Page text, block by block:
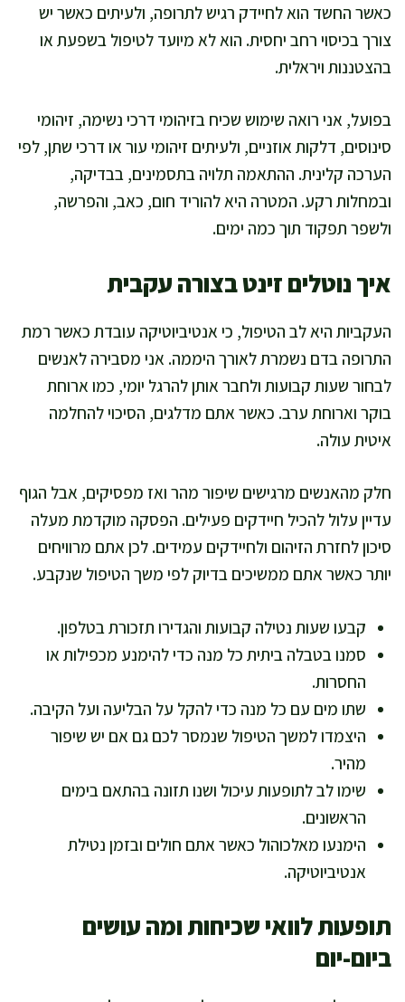
כאשר החשד הוא לחיידק רגיש לתרופה, ולעיתים כאשר יש
צורך בכיסוי רחב יחסית. הוא לא מיועד לטיפול בשפעת או
בהצטננות ויראלית.
בפועל, אני רואה שימוש שכיח בזיהומי דרכי נשימה, זיהומי
סינוסים, דלקות אוזניים, ולעיתים זיהומי עור או דרכי שתן, לפי
הערכה קלינית. ההתאמה תלויה בתסמינים, בבדיקה,
ובמחלות רקע. המטרה היא להוריד חום, כאב, והפרשה,
ולשפר תפקוד תוך כמה ימים.
איך נוטלים זינט בצורה עקבית
העקביות היא לב הטיפול, כי אנטיביוטיקה עובדת כאשר רמת
התרופה בדם נשמרת לאורך היממה. אני מסבירה לאנשים
לבחור שעות קבועות ולחבר אותן להרגל יומי, כמו ארוחת
בוקר וארוחת ערב. כאשר אתם מדלגים, הסיכוי להחלמה
איטית עולה.
חלק מהאנשים מרגישים שיפור מהר ואז מפסיקים, אבל הגוף
עדיין עלול להכיל חיידקים פעילים. הפסקה מוקדמת מעלה
סיכון לחזרת הזיהום ולחיידקים עמידים. לכן אתם מרוויחים
יותר כאשר אתם ממשיכים בדיוק לפי משך הטיפול שנקבע.
קבעו שעות נטילה קבועות והגדירו תזכורת בטלפון.
סמנו בטבלה ביתית כל מנה כדי להימנע מכפילות או
החסרות.
שתו מים עם כל מנה כדי להקל על הבליעה ועל הקיבה.
היצמדו למשך הטיפול שנמסר לכם גם אם יש שיפור
מהיר.
שימו לב לתופעות עיכול ושנו תזונה בהתאם בימים
הראשונים.
הימנעו מאלכוהול כאשר אתם חולים ובזמן נטילת
אנטיביוטיקה.
תופעות לוואי שכיחות ומה עושים
ביום-יום